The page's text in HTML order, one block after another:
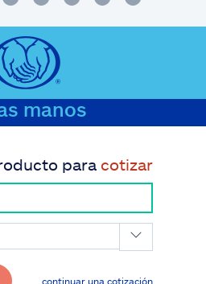
manos
para cotizar
continuar una cotización